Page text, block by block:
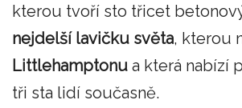
kterou tvoří sto třicet
nejdelší lavičku světa, kterou
Littlehamptonu a která nabízí
tři sta lidí současně.